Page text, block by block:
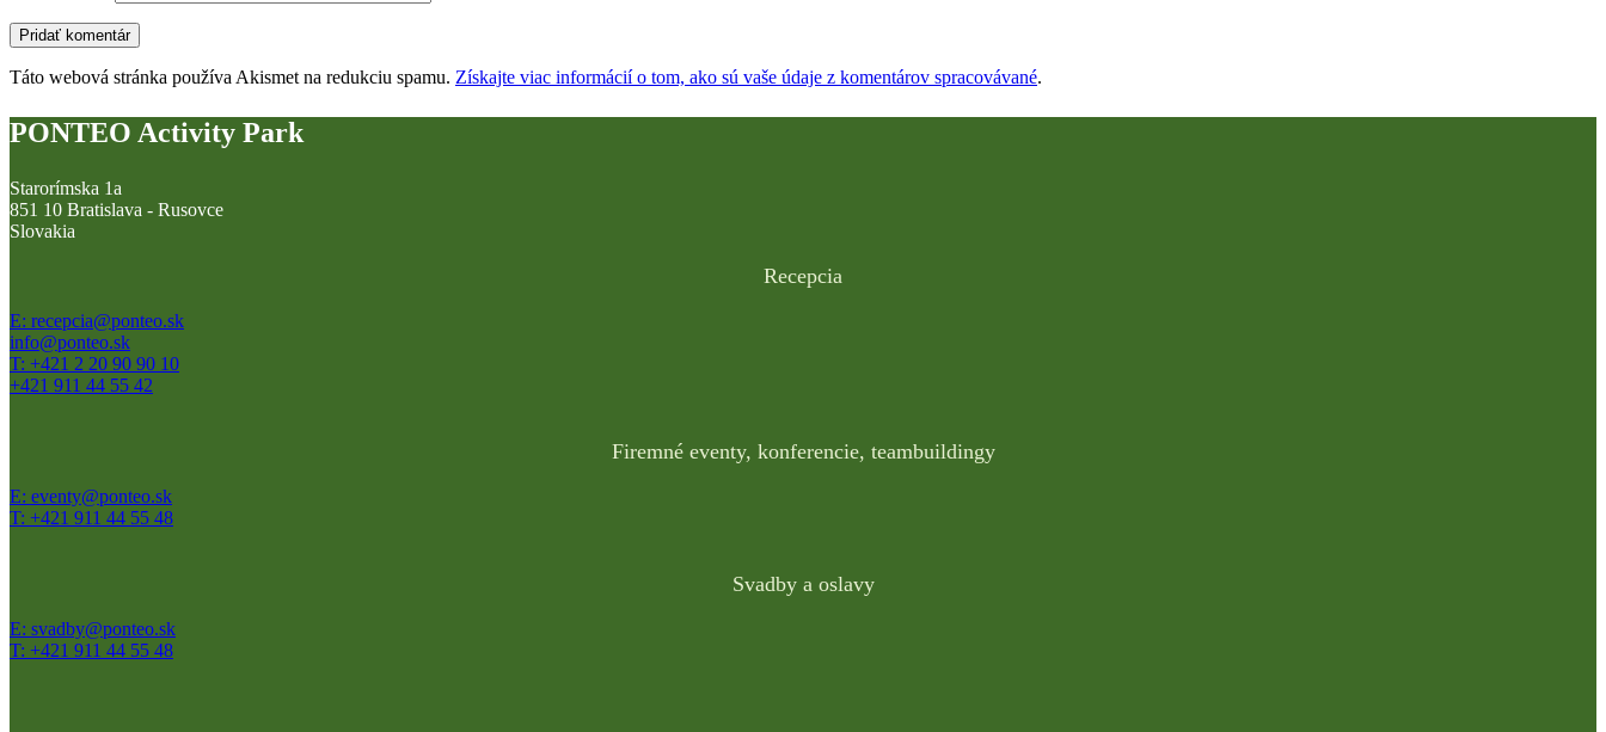
Táto webová stránka používa Akismet na redukciu spamu. Získajte viac informácií o tom, ako sú vaše údaje z komentárov spracovávané.
PONTEO Activity Park
Starorímska 1a
851 10 Bratislava - Rusovce
Slovakia
Recepcia
E: recepcia@ponteo.sk
info@ponteo.sk
T: +421 2 20 90 90 10
+421 911 44 55 42
Firemné eventy, konferencie, teambuildingy
E: eventy@ponteo.sk
T: +421 911 44 55 48
Svadby a oslavy
E: svadby@ponteo.sk
T: +421 911 44 55 48